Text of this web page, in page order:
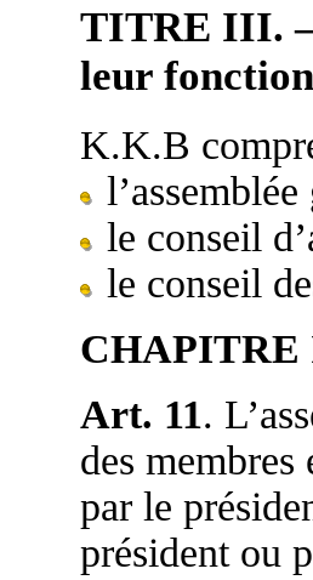
TITRE III.
leur
K.K.B
le conseil
le conseil
CHAPITRE
Art. 11.
des
par le
président ou